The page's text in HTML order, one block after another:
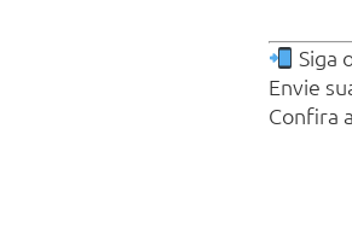
Siga
Envie
Confira